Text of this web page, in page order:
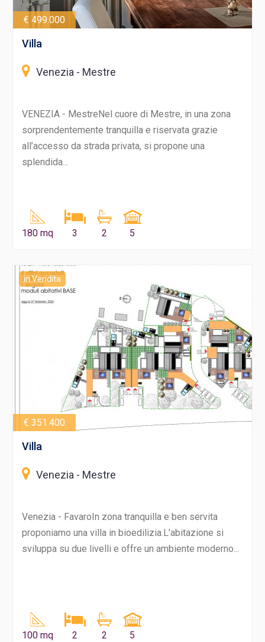
€ 499.000
Villa
Venezia - Mestre
VENEZIA - MestreNel cuore di Mestre, in una zona
sorprendentemente tranquilla e riservata grazie
all’accesso da strada privata, si propone una
splendida...
180 mq 3 2 5
€ 351.400
in Vendita
Villa
Venezia - Mestre
Venezia - FavaroIn zona tranquilla e ben servita
proponiamo una villa in bioedilizia.L'abitazione si
sviluppa su due livelli e offre un ambiente moderno...
100 mq 2 2 5